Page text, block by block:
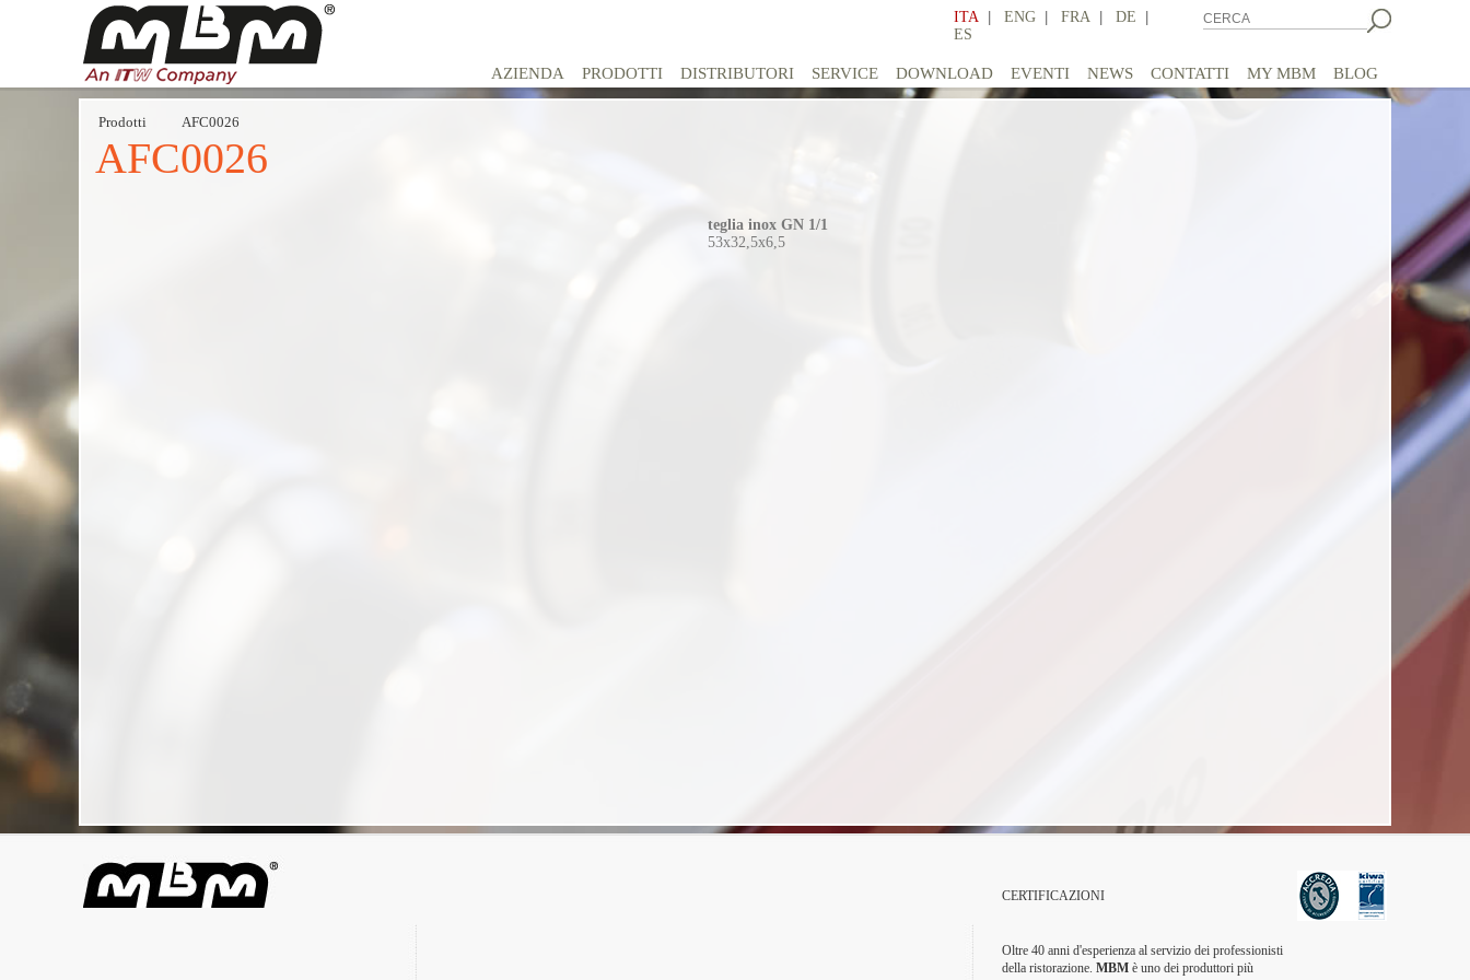
ITA | ENG | FRA | DE |
ES
AZIENDA PRODOTTI DISTRIBUTORI SERVICE DOWNLOAD EVENTI NEWS CONTATTI MY MBM BLOG
Prodotti AFC0026
AFC0026
teglia inox GN 1/1
53x32,5x6,5
CERTIFICAZIONI
Oltre 40 anni d'esperienza al servizio dei professionisti
della ristorazione. MBM è uno dei produttori più